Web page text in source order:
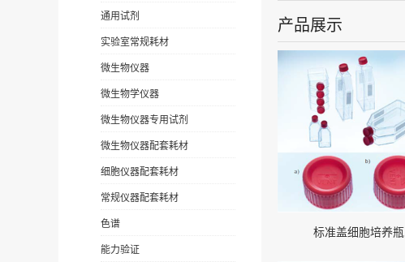
通用试剂
实验室常规耗材
微生物仪器
微生物学仪器
微生物仪器专用试剂
微生物仪器配套耗材
细胞仪器配套耗材
常规仪器配套耗材
色谱
能力验证
产品展示
标准盖细胞培养瓶